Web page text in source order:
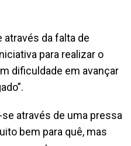
da falta de
para realizar o
dificuldade em avançar
através de uma pressa
bem para quê, mas